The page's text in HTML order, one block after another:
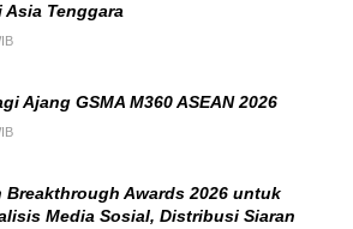
Asia Tenggara
Ajang GSMA M360 ASEAN 2026
Breakthrough Awards 2026 untuk
Media Sosial, Distribusi Siaran